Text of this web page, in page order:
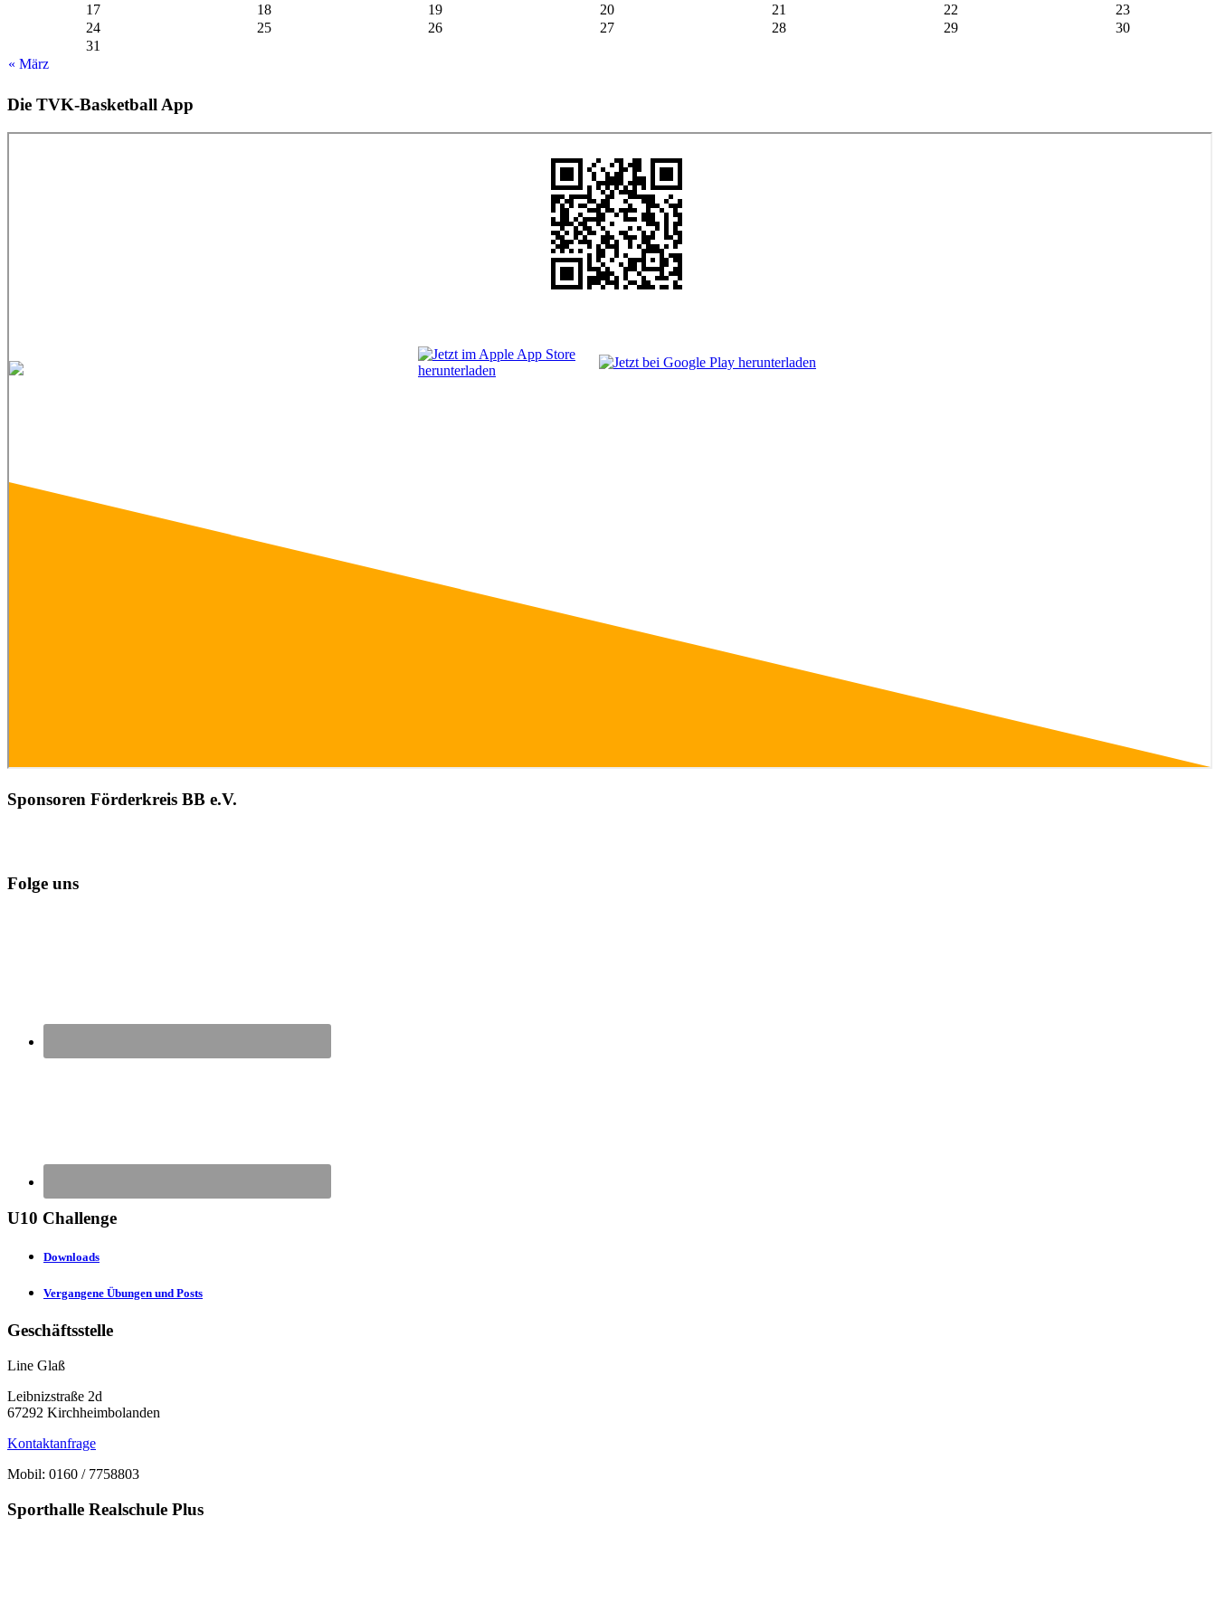
« März
17
18 19 20 21 22
23
24
25 26 27 28 29
30
31
Die TVK-Basketball App
Sponsoren Förderkreis BB e.V.
Folge uns
U10 Challenge
Downloads
Vergangene Übungen und Posts
Geschäftsstelle
Line Glaß
Leibnizstraße 2d
67292 Kirchheimbolanden
Kontaktanfrage
Mobil: 0160 / 7758803
Sporthalle Realschule Plus